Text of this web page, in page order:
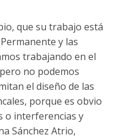
que su trabajo está
y las
trabajando en el
no podemos
el diseño de las
porque es obvio
o interferencias y
Sánchez Atrio,